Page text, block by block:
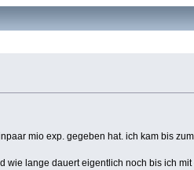
mio exp. gegeben hat. ich kam bis
wie lange dauert eigentlich noch bis ich